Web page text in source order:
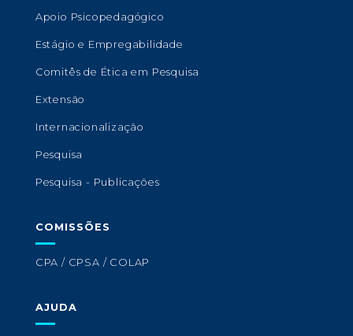
Apoio Psicopedagógico
Estágio e Empregabilidade
Comitês de Ética em Pesquisa
Extensão
Internacionalização
Pesquisa
Pesquisa - Publicações
COMISSÕES
CPA / CPSA / COLAP
AJUDA